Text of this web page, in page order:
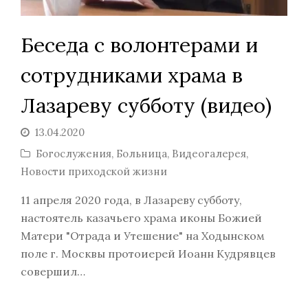
Беседа с волонтерами и
сотрудниками храма в
Лазареву субботу (видео)
13.04.2020
Богослужения, Больница, Видеогалерея,
Новости приходской жизни
11 апреля 2020 года, в Лазареву субботу,
настоятель казачьего храма иконы Божией
Матери "Отрада и Утешение" на Ходынском
поле г. Москвы протоиерей Иоанн Кудрявцев
совершил…